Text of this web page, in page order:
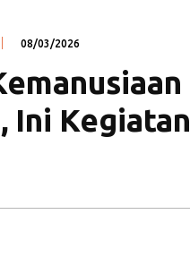
08/03/2026
Ini Kegiatan